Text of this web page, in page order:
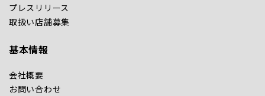
プレスリリース
取扱い店舗募集
基本情報
会社概要
お問い合わせ